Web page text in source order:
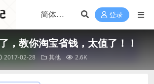
登录
，教你淘宝省钱，太值了！！
2017-02-28 其他 2.6K